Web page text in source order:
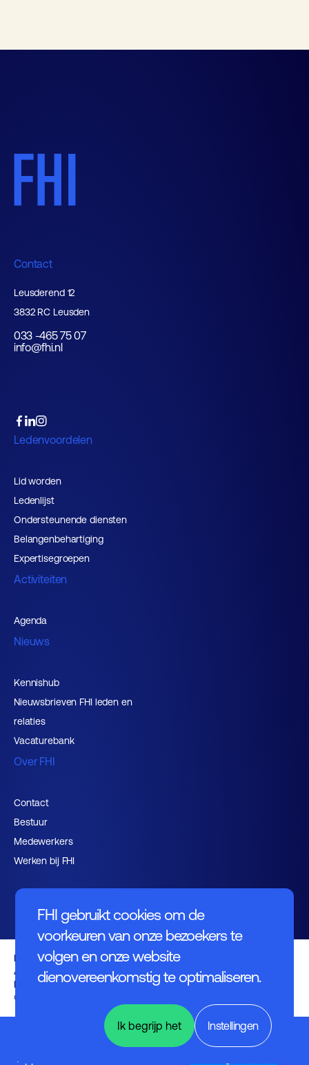
FHI gebruikt cookies om de
voorkeuren van onze bezoekers te
volgen en onze website
dienovereenkomstig te optimaliseren.
Instellingen
Ik begrijp het
Applications
Contact
Leusderend 12
3832 RC Leusden
033 -465 75 07
info@fhi.nl
Ledenvoordelen
Lid worden
Ledenlijst
Ondersteunende diensten
Belangenbehartiging
Expertisegroepen
Activiteiten
Agenda
Nieuws
Kennishub
Nieuwsbrieven FHI leden en
relaties
Vacaturebank
Over FHI
Contact
Bestuur
Medewerkers
Werken bij FHI
Privacybeleid
Algemene voorwaarden
Disclaimer
© FHI 2026